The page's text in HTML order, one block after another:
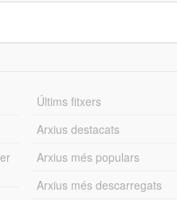
Últims fitxers
Arxius destacats
Arxius més populars
Arxius més descarregats